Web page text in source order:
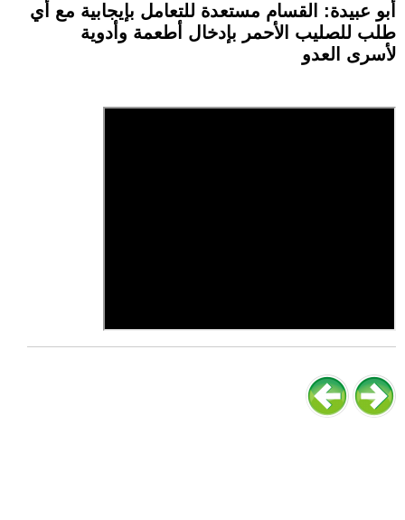
أبو عبيدة: القسام مستعدة للتعامل بإيجابية مع أي
طلب للصليب الأحمر بإدخال أطعمة وأدوية
لأسرى العدو